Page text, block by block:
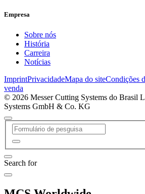
Empresa
Sobre nós
História
Carreira
Notícias
ImprintPrivacidadeMapa do siteCondições
venda
© 2026 Messer Cutting Systems do Brasil
Systems GmbH & Co. KG
Search for